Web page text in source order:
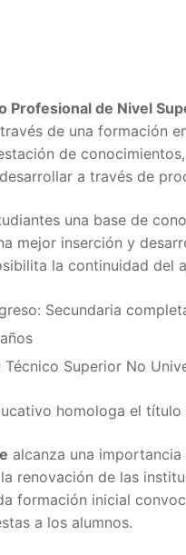
Profesional de Nivel
de una formación
de
a través de
una base de
mejor inserción y
la continuidad del
Secundaria
Superior No
homologa el título
alcanza una
renovación de las
formación inicial
a los alumnos.